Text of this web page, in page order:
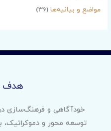
مواضع و بیانیه‌ها (36)
هدف
خودآگاهی و فرهنگ‌سازی
توسعه محور و دموکراتیک،